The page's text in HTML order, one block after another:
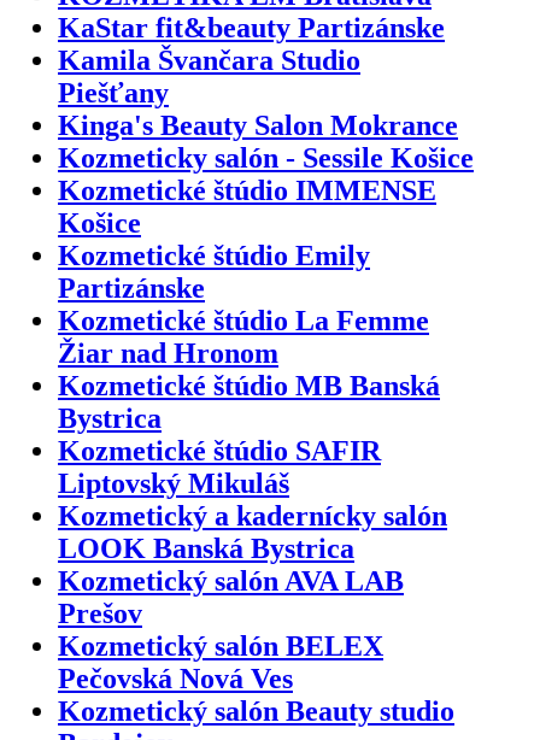
KaStar fit&beauty Partizánske
Kamila Švančara Studio
Piešťany
Kinga's Beauty Salon Mokrance
Kozmeticky salón - Sessile Košice
Kozmetické štúdio IMMENSE
Košice
Kozmetické štúdio Emily
Partizánske
Kozmetické štúdio La Femme
Žiar nad Hronom
Kozmetické štúdio MB Banská
Bystrica
Kozmetické štúdio SAFIR
Liptovský Mikuláš
Kozmetický a kadernícky salón
LOOK Banská Bystrica
Kozmetický salón AVA LAB
Prešov
Kozmetický salón BELEX
Pečovská Nová Ves
Kozmetický salón Beauty studio